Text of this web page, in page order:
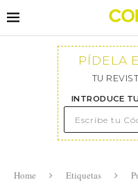
PÍDELA
TU
INTRODUCE
Home Etiquetas